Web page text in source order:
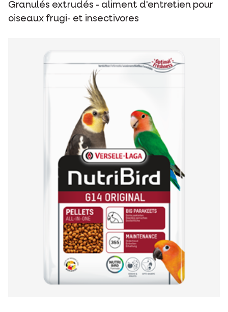
Granulés extrudés - aliment d'entretien pour
oiseaux frugi- et insectivores